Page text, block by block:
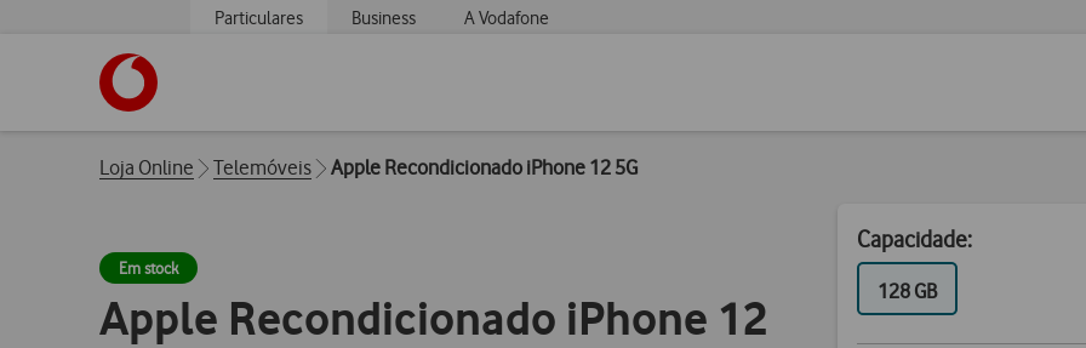
Particulares Business A Vodafone
Breadcrumbs
Loja Online Telemóveis Apple Recondicionado iPhone 12 5G
Em stock
Apple Recondicionado iPhone 12
Capacidade:
128 GBGB